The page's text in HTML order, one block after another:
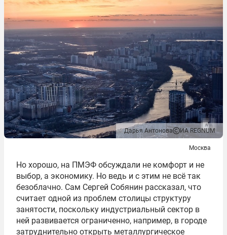
Дарья Антонова ИА REGNUM
Москва
Но хорошо, на ПМЭФ обсуждали не комфорт и не
выбор, а экономику. Но ведь и с этим не всё так
безоблачно. Сам Сергей Собянин рассказал, что
считает одной из проблем столицы структуру
занятости, поскольку индустриальный сектор в
ней развивается ограниченно, например, в городе
затруднительно открыть металлургическое